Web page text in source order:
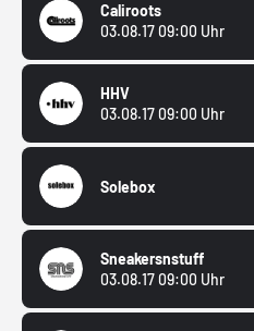
Caliroots
03.08.17 09:00 Uhr
HHV
03.08.17 09:00 Uhr
Solebox
Sneakersnstuff
03.08.17 09:00 Uhr